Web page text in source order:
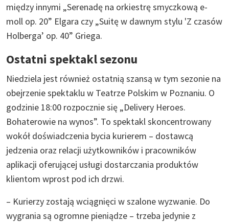
między innymi „Serenadę na orkiestrę smyczkową e-
moll op. 20” Elgara czy „Suitę w dawnym stylu 'Z czasów
Holberga’ op. 40” Griega.
Ostatni spektakl sezonu
Niedziela jest również ostatnią szansą w tym sezonie na
obejrzenie spektaklu w Teatrze Polskim w Poznaniu. O
godzinie 18:00 rozpocznie się „Delivery Heroes.
Bohaterowie na wynos”. To spektakl skoncentrowany
wokół doświadczenia bycia kurierem – dostawcą
jedzenia oraz relacji użytkowników i pracowników
aplikacji oferującej usługi dostarczania produktów
klientom wprost pod ich drzwi.
– Kurierzy zostają wciągnięci w szalone wyzwanie. Do
wygrania są ogromne pieniądze – trzeba jedynie z